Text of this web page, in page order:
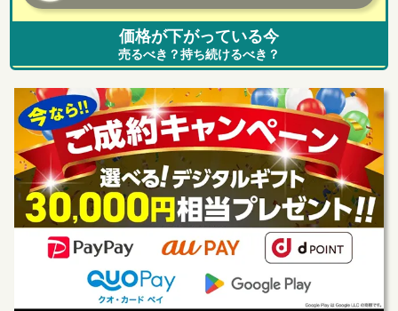
価格が下がっている今
売るべき？持ち続けるべき？